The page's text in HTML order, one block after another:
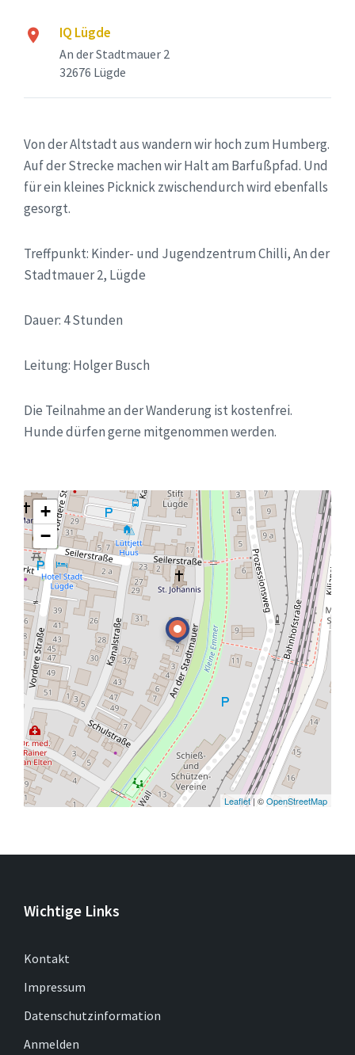
IQ Lügde
An der Stadtmauer 2
32676 Lügde
Von der Altstadt aus wandern wir hoch zum Humberg.
Auf der Strecke machen wir Halt am Barfußpfad. Und
für ein kleines Picknick zwischendurch wird ebenfalls
gesorgt.
Treffpunkt: Kinder- und Jugendzentrum Chilli, An der
Stadtmauer 2, Lügde
Dauer: 4 Stunden
Leitung: Holger Busch
Die Teilnahme an der Wanderung ist kostenfrei.
Hunde dürfen gerne mitgenommen werden.
+
−
Leaflet| ©OpenStreetMap
Wichtige Links
Kontakt
Impressum
Datenschutzinformation
Anmelden